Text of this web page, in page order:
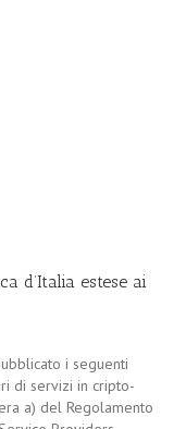
d’Italia estese ai
i seguenti
di servizi in cripto-
a) del Regolamento